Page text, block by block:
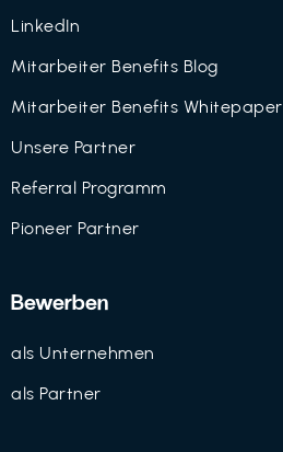
LinkedIn
Mitarbeiter Benefits Blog
Mitarbeiter Benefits Whitepaper
Unsere Partner
Referral Programm
Pioneer Partner
Bewerben
als Unternehmen
als Partner